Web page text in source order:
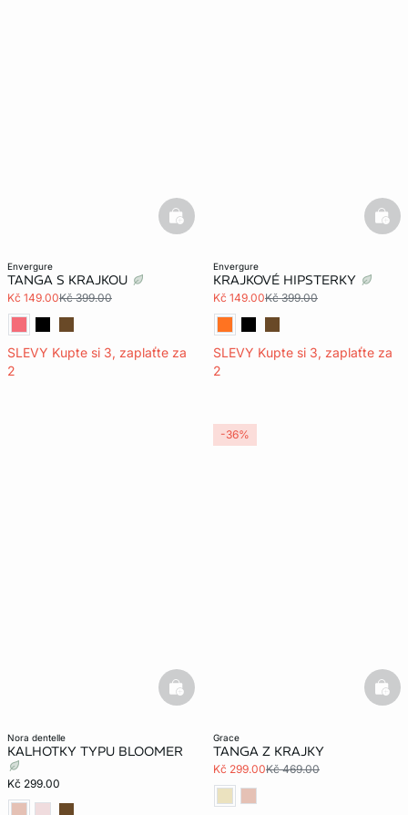
envergure
TANGA S KRAJKOU
Kč 149.00Kč 399.00
SLEVY Kupte si 3, zaplaťte za
2
basketfull
envergure
KRAJKOVÉ HIPSTERKY
Kč 149.00Kč 399.00
SLEVY Kupte si 3, zaplaťte za
2
nora dentelle
KALHOTKY TYPU BLOOMER
Kč 299.00
basketfull
grace
TANGA Z KRAJKY
Kč 299.00Kč 469.00
-36%